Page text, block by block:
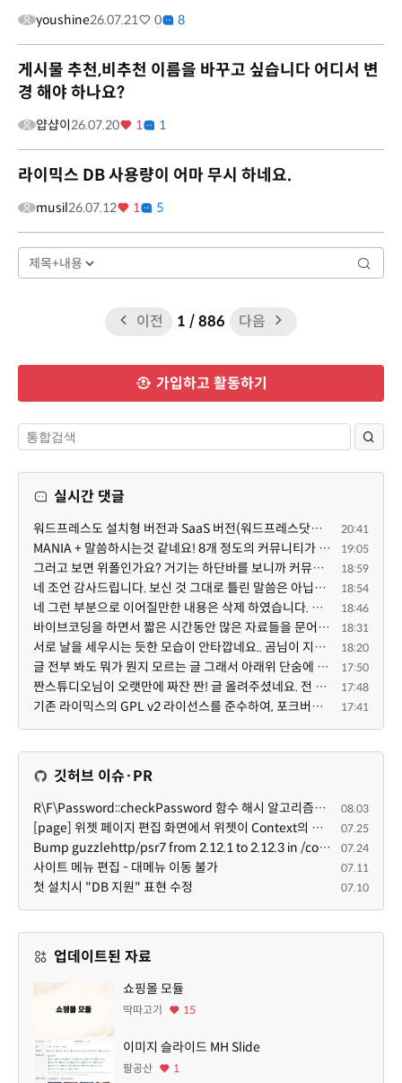
youshine26.07.21 0 8
게시물 추천,비추천 이름을 바꾸고 싶습니다 어디서 변
경 해야 하나요?
얍샵이26.07.20 1 1
라이믹스 DB 사용량이 어마 무시 하네요.
musil26.07.12 1 5
이전 1 / 886 다음
가입하고 활동하기
실시간 댓글
워드프레스도 설치형 버전과 SaaS 버전(워드프레스닷컴)은 다른 점이 많습니다. SaaS로 제공한다면 GPL 라이... 20:41
MANIA + 말씀하시는것 같네요! 8개 정도의 커뮤니티가 저 MANIA+ 기반으로 구축된거로 알고 있습니다. SaaS ... 19:05
그러고 보면 위폴인가요? 거기는 하단바를 보니까 커뮤니티 빌딩 SaaS 솔루션을 사용하고 있는거 같더라고요... 18:59
네 조언 감사드립니다. 보신 것 그대로 틀린 말씀은 아닙니다. 다만, 배포한 것에 대해 흥미가 떨어져서 뒷... 18:54
네 그런 부분으로 이어질만한 내용은 삭제 하였습니다. 불편을 드려 죄송합니다. 저희는 비즈니스 완성할 수... 18:46
바이브코딩을 하면서 짧은 시간동안 많은 자료들을 문어발식 확장하면서 이미 배포한것에대한 흥미가 떨어지... 18:31
서로 날을 세우시는 듯한 모습이 안타깝네요.. 곰님이 지금까지 이끌어주셨던것처럼 안정적인 코어도 필요하... 18:20
글 전부 봐도 뭐가 뭔지 모르는 글 그래서 아래위 단숨에 쭈욱 훝어만 보고 말았지만 참 대단한 정성이예요.... 17:50
짠스튜디오님이 오랫만에 짜잔 짠! 글 올려주셨네요. 전 봐도 잘 모르는 내용이지만 그래도 응원드려요. 17:48
기존 라이믹스의 GPL v2 라이선스를 준수하여, 포크버전도 GPL v2 라이선스로 공개 배포됩니다. 17:41
깃허브 이슈·PR
R\F\Password::checkPassword 함수 해시 알고리즘을 암시적으로 호출하는 경우 Argon2id 해시 비교 실패 08.03
[page] 위젯 페이지 편집 화면에서 위젯이 Context의 module_info를 덮어쓰면 저장이 ERR_ACT_IS_NOT_STANDALONE으로 실패 07.25
Bump guzzlehttp/psr7 from 2.12.1 to 2.12.3 in /common 07.24
사이트 메뉴 편집 - 대메뉴 이동 불가 07.11
첫 설치시 "DB 지원" 표현 수정 07.10
업데이트된 자료
쇼핑몰 모듈
딱따고기 15
이미지 슬라이드 MH Slide
팔공산 1